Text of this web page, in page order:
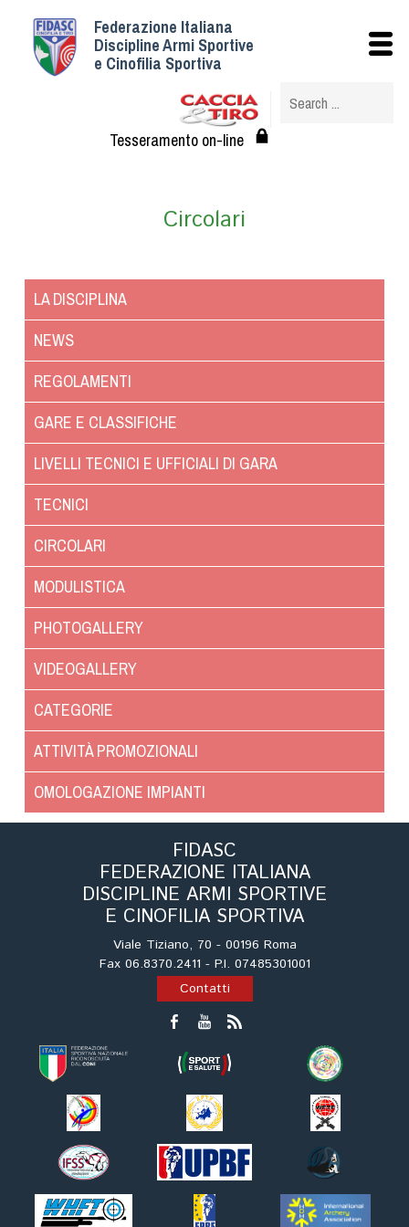
Federazione Italiana
Discipline Armi Sportive
e Cinofilia Sportiva
Tesseramento on-line
Circolari
LA DISCIPLINA
NEWS
REGOLAMENTI
GARE E CLASSIFICHE
LIVELLI TECNICI E UFFICIALI DI GARA
TECNICI
CIRCOLARI
MODULISTICA
PHOTOGALLERY
VIDEOGALLERY
CATEGORIE
ATTIVITÀ PROMOZIONALI
OMOLOGAZIONE IMPIANTI
FIDASC
FEDERAZIONE ITALIANA
DISCIPLINE ARMI SPORTIVE
E CINOFILIA SPORTIVA
Viale Tiziano, 70 - 00196 Roma
Fax 06.8370.2411 - P.I. 07485301001
Contatti
Istituzionale
Struttura
Albo Veterinari federali
Statuto e Regolamenti
Società
Referenti e gruppi di lavoro regionali
Scuole Federali
Direttori di Gara
Organi di Giustizia - Dispositivi
Guida Locandine Ufficiali
Tiro di Campagna
English e Training Sporting
Tiro con l'arco da caccia
Paintball
Softair
Cinofilia Sportiva
Agility
DiscDog
Dog Balance
Dog Trail